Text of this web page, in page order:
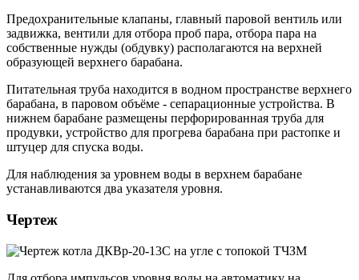
Предохранительные клапаны, главный паровой вентиль или
задвижка, вентили для отбора проб пара, отбора пара на
собственные нужды (обдувку) располагаются на верхней
образующей верхнего барабана.
Питательная труба находится в водном пространстве верхнего
барабана, в паровом объёме - сепарационные устройства. В
нижнем барабане размещены перфорированная труба для
продувки, устройство для прогрева барабана при растопке и
штуцер для спуска воды.
Для наблюдения за уровнем воды в верхнем барабане
устанавливаются два указателя уровня.
Чертеж